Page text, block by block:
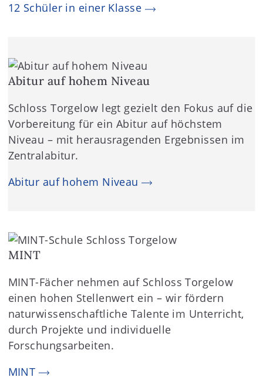
12 Schüler in einer Klasse
Abitur auf hohem Niveau
Schloss Torgelow legt gezielt den Fokus auf die
Vorbereitung für ein Abitur auf höchstem
Niveau – mit herausragenden Ergebnissen im
Zentralabitur.
Abitur auf hohem Niveau
MINT
MINT-Fächer nehmen auf Schloss Torgelow
einen hohen Stellenwert ein – wir fördern
naturwissenschaftliche Talente im Unterricht,
durch Projekte und individuelle
Forschungsarbeiten.
MINT